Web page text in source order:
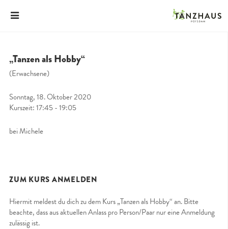
„Tanzen als Hobby“
(Erwachsene)
Sonntag, 18. Oktober 2020
Kurszeit: 17:45 - 19:05
bei Michele
ZUM KURS ANMELDEN
Hiermit meldest du dich zu dem Kurs „Tanzen als Hobby“ an. Bitte
beachte, dass aus aktuellen Anlass pro Person/Paar nur eine Anmeldung
zulässig ist.